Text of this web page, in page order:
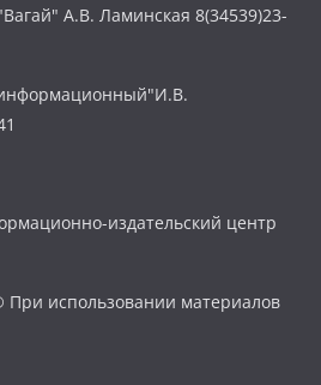
А.В. Ламинская 8(34539)23-
информационный"И.В.
издательский центр
использовании материалов